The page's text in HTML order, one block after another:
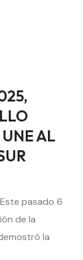
AL
pasado 6
de la
la